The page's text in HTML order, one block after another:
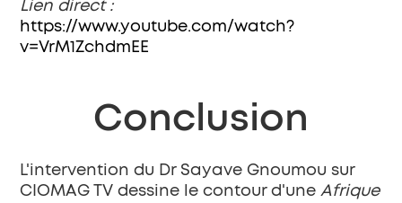
Lien direct :
https://www.youtube.com/watch?
v=VrM1ZchdmEE
Conclusion
L'intervention du Dr Sayave Gnoumou sur
CIOMAG TV dessine le contour d'une Afrique